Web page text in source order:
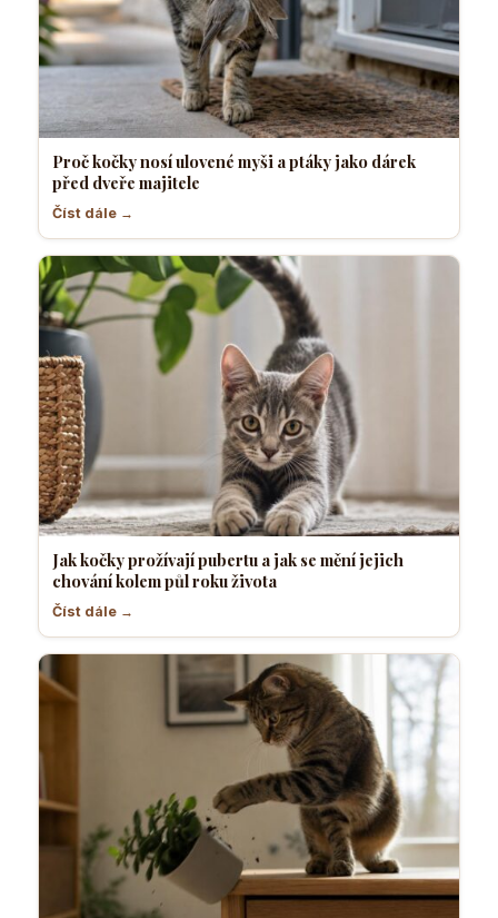
Proč kočky nosí ulovené myši a ptáky jako dárek
před dveře majitele
Číst dále →
Jak kočky prožívají pubertu a jak se mění jejich
chování kolem půl roku života
Číst dále →